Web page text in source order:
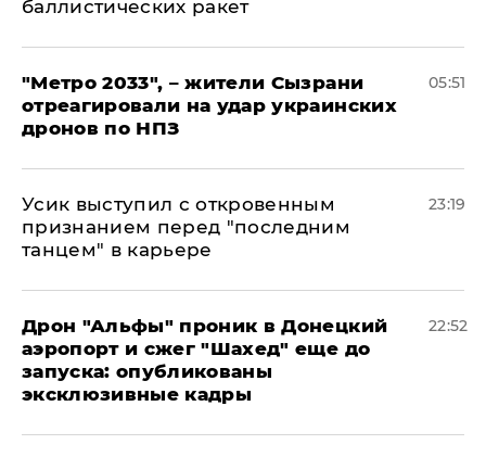
баллистических ракет
"Метро 2033", – жители Сызрани
отреагировали на удар украинских
дронов по НПЗ
05:51
Усик выступил с откровенным
признанием перед "последним
танцем" в карьере
23:19
Дрон "Альфы" проник в Донецкий
аэропорт и сжег "Шахед" еще до
запуска: опубликованы
эксклюзивные кадры
22:52